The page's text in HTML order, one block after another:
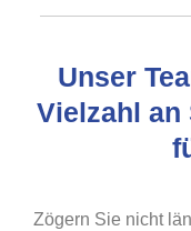
Unser
Vielzahl
Zögern Sie nicht